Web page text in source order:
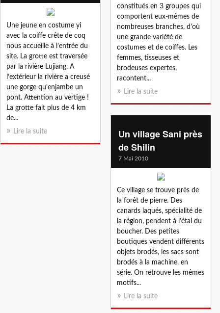
constitués en 3 groupes qui
comportent eux-mêmes de
nombreuses branches, d'où
une grande variété de
costumes et de coiffes. Les
femmes, tisseuses et
brodeuses expertes,
racontent...
Lire la suite
Une jeune en costume yi
avec la coiffe crête de coq
nous accueille à l’entrée du
site. La grotte est traversée
par la rivière Lujiang. A
l’extérieur la rivière a creusé
une gorge qu’enjambe un
pont. Attention au vertige !
La grotte fait plus de 4 km
de...
Lire la suite
Un village Sani près
de Shilin
7 Mai 2010
Ce village se trouve près de
la forêt de pierre. Des
canards laqués, spécialité de
la région, pendent à l’étal du
boucher. Des petites
boutiques vendent différents
objets brodés, les sacs sont
brodés à la machine, en
série. On retrouve les mêmes
motifs...
Lire la suite